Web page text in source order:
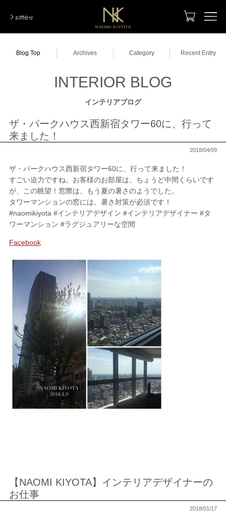
お問合せ
Designers Renovation
Order Made オーダーメイド
Company Information 会社紹介
INTERIOR BLOG インテリアブログ
SHOPPING
FABRIC ファブリック
CUSHION クッション
ACCESSORY アクセサリー
LIVING DINING ROOM リビング／ダイニング
BED ROOM ベッドルーム
My Page マイページ
Blog Top Archives Category Recent Entry
INTERIOR BLOG
インテリアブログ
ザ・パークハウス西新宿タワー60に、行って
来ました！
2018/04/09
ザ・パークハウス西新宿タワー60に、行って来ました！
すごい迫力ですね。お客様のお部屋は、ちょうど中間くらいです
が、この眺望！窓際は、もう夏の暑さのようでした。
タワーマンションの窓には、暑さ対策が必須です！
#naomikiyota #インテリアデザイン #インテリアデザイナー #タ
ワーマンション #ラグジュアリーな空間
Facebook
【NAOMI KIYOTA】インテリアデザイナーの
お仕事
2018/01/17